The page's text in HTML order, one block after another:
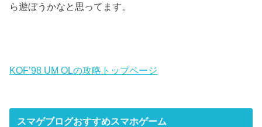
ら遊ぼうかなと思ってます。
KOF’98 UM OLの攻略トップページ
スマゲブログおすすめスマホゲーム